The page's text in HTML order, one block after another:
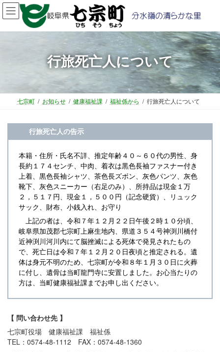
コ
ン
ナ
ビ
行旅死亡人について
七宗町 お知らせ 健康福祉課 福祉係から 行旅死亡人について
行旅死亡人の告示
本籍・住所・氏名不詳、推定年齢４０～６０代の男性、身
長約１７４センチ、中肉、着衣は黒色長袖ファスナー付き
上着、黒色長袖シャツ、茶色長ズボン、灰色パンツ、灰色
靴下、灰色スニーカー（右足のみ）、所持品は現金１万
２，５１７円、現金１，５００円（記念硬貨）、リュック
サック、財布、小銭入れ、お守り
上記の者は、令和７年１２月２２日午後２時１０分頃、
岐阜県加茂郡七宗町上麻生地内、県道３５４号神渕川橋付
近神渕川河川内にて脳挫滅による死体で発見されたもの
で、死亡日は令和７年１２月２０日夜頃と推定される。遺
体は身元不明のため、七宗町が令和８年１月３０日に火葬
に付し、遺骨は当町龍門寺に安置しました。お心当たりの
方は、当町健康福祉課までお申し出ください。
【 問い合わせ先 】
七宗町役場 健康福祉課 福祉係
TEL：0574-48-1112 FAX：0574-48-1360